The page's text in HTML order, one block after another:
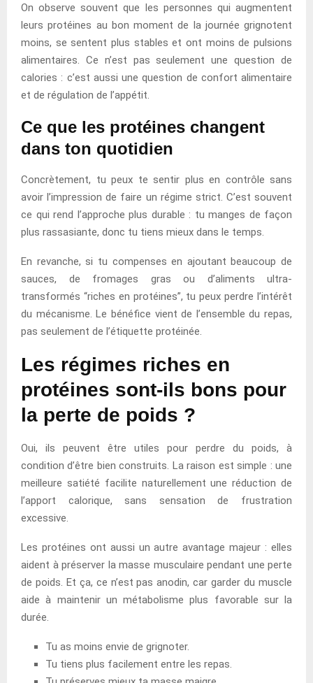
On observe souvent que les personnes qui augmentent
leurs protéines au bon moment de la journée grignotent
moins, se sentent plus stables et ont moins de pulsions
alimentaires. Ce n’est pas seulement une question de
calories : c’est aussi une question de confort alimentaire
et de régulation de l’appétit.
Ce que les protéines changent
dans ton quotidien
Concrètement, tu peux te sentir plus en contrôle sans
avoir l’impression de faire un régime strict. C’est souvent
ce qui rend l’approche plus durable : tu manges de façon
plus rassasiante, donc tu tiens mieux dans le temps.
En revanche, si tu compenses en ajoutant beaucoup de
sauces, de fromages gras ou d’aliments ultra-
transformés “riches en protéines”, tu peux perdre l’intérêt
du mécanisme. Le bénéfice vient de l’ensemble du repas,
pas seulement de l’étiquette protéinée.
Les régimes riches en
protéines sont-ils bons pour
la perte de poids ?
Oui, ils peuvent être utiles pour perdre du poids, à
condition d’être bien construits. La raison est simple : une
meilleure satiété facilite naturellement une réduction de
l’apport calorique, sans sensation de frustration
excessive.
Les protéines ont aussi un autre avantage majeur : elles
aident à préserver la masse musculaire pendant une perte
de poids. Et ça, ce n’est pas anodin, car garder du muscle
aide à maintenir un métabolisme plus favorable sur la
durée.
Tu as moins envie de grignoter.
Tu tiens plus facilement entre les repas.